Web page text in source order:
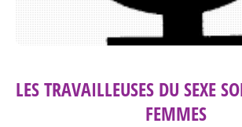
LES TRAVAILLEUSES DU SEXE
FEMMES